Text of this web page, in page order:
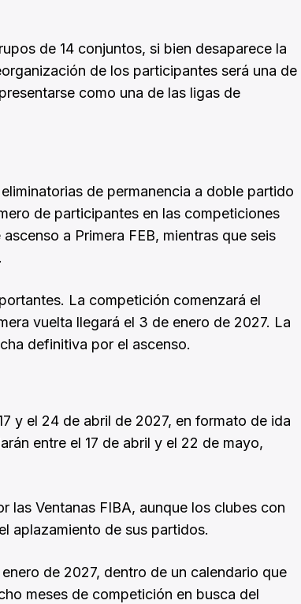
de 14 conjuntos, si bien desaparece la
de los participantes será una de
como una de las ligas de
de permanencia a doble partido
de participantes en las competiciones
a Primera FEB, mientras que seis
La competición comenzará el
vuelta llegará el 3 de enero de 2027. La
definitiva por el ascenso.
y el 24 de abril de 2027, en formato de ida
entre el 17 de abril y el 22 de mayo,
las Ventanas FIBA, aunque los clubes con
aplazamiento de sus partidos.
de 2027, dentro de un calendario que
meses de competición en busca del